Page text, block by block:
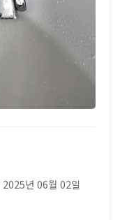
2025년 06월 02일